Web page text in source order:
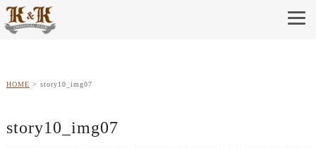
HOME story10_img07
story10_img07